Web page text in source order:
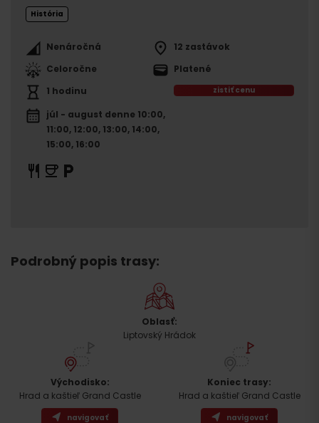
História
Nenáročná
12 zastávok
Celoročne
Platené
1 hodinu
zistiť cenu
júl - august denne 10:00,
11:00, 12:00, 13:00, 14:00,
15:00, 16:00
Podrobný popis trasy:
Oblasť:
Liptovský Hrádok
Východisko:
Hrad a kaštieľ Grand Castle
navigovať
Koniec trasy:
Hrad a kaštieľ Grand Castle
navigovať